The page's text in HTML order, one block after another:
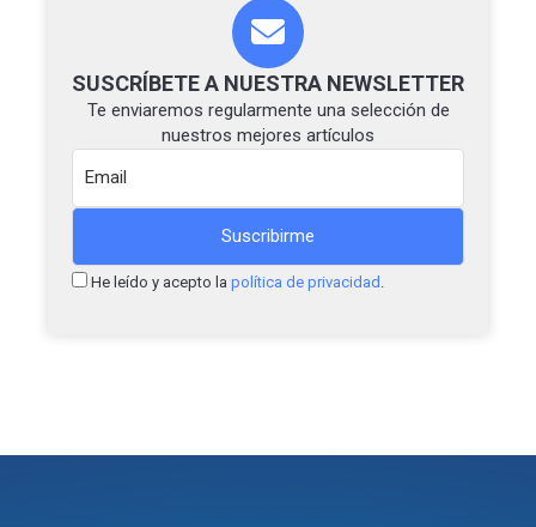
SUSCRÍBETE A NUESTRA NEWSLETTER
Te enviaremos regularmente una selección de
nuestros mejores artículos
He leído y acepto la política de privacidad